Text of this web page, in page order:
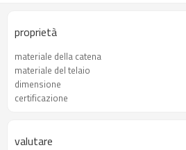
proprietà
materiale della catena
materiale del telaio
dimensione
certificazione
valutare